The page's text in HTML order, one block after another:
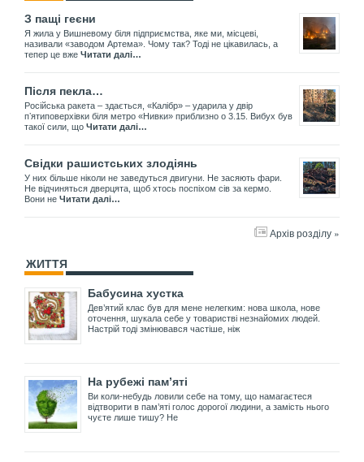
З пащі геєни
Я жила у Вишневому біля підприємства, яке ми, місцеві,
називали «заводом Артема». Чому так? Тоді не цікавилась, а
тепер це вже Читати далі…
Після пекла…
Російська ракета – здається, «Калібр» – ударила у двір
пʼятиповерхівки біля метро «Нивки» приблизно о 3.15. Вибух був
такої сили, що Читати далі…
Свідки рашистських злодіянь
У них більше ніколи не заведуться двигуни. Не засяють фари.
Не відчиняться дверцята, щоб хтось поспіхом сів за кермо.
Вони не Читати далі…
Архів розділу »
ЖИТТЯ
Бабусина хустка
Дев’ятий клас був для мене нелегким: нова школа, нове
оточення, шукала себе у товаристві незнайомих людей.
Настрій тоді змінювався частіше, ніж
На рубежі пам’яті
Ви коли-небудь ловили себе на тому, що намагаєтеся
відтворити в пам’яті голос дорогої людини, а замість нього
чуєте лише тишу? Не